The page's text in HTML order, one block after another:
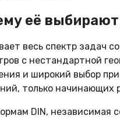
её
весь спектр задач
с нестандартной
и широкий выбор
только
DIN, независимая